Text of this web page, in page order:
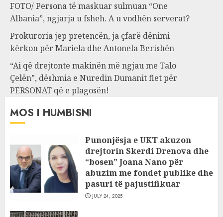
FOTO/ Persona të maskuar sulmuan “One
Albania”, ngjarja u fsheh. A u vodhën serverat?
Prokuroria jep pretencën, ja çfarë dënimi
kërkon për Mariela dhe Antonela Berishën
“Ai që drejtonte makinën më ngjau me Talo
Çelën”, dëshmia e Nuredin Dumanit flet për
PERSONAT që e plagosën!
MOS I HUMBISNI
Punonjësja e UKT akuzon
drejtorin Skerdi Drenova dhe
“bosen” Joana Nano për
abuzim me fondet publike dhe
pasuri të pajustifikuar
JULY 24, 2025